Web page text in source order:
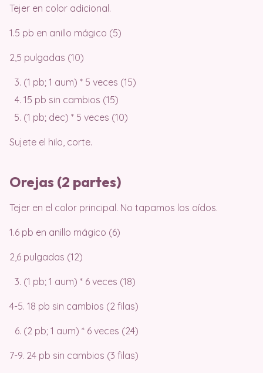
Tejer en color adicional.
1.5 pb en anillo mágico (5)
2,5 pulgadas (10)
(1 pb; 1 aum) * 5 veces (15)
15 pb sin cambios (15)
(1 pb; dec) * 5 veces (10)
Sujete el hilo, corte.
Orejas (2 partes)
Tejer en el color principal. No tapamos los oídos.
1.6 pb en anillo mágico (6)
2,6 pulgadas (12)
(1 pb; 1 aum) * 6 veces (18)
4-5. 18 pb sin cambios (2 filas)
(2 pb; 1 aum) * 6 veces (24)
7-9. 24 pb sin cambios (3 filas)